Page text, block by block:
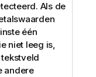
Als de
één
niet leeg is,
andere